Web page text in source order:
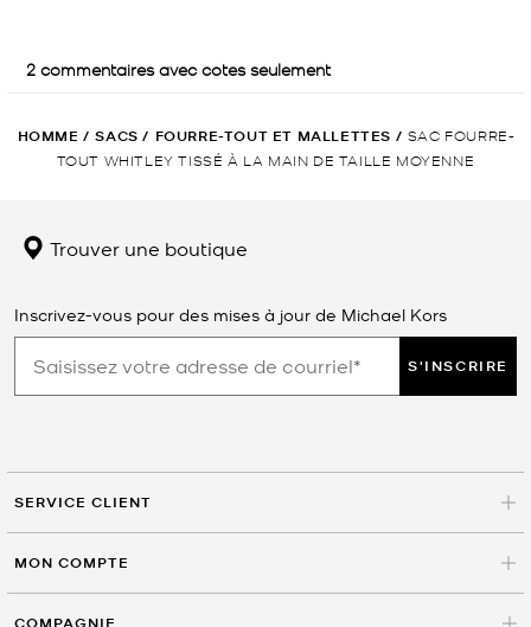
HOMME / SACS / FOURRE-TOUT ET MALLETTES / SAC FOURRE-
TOUT WHITLEY TISSÉ À LA MAIN DE TAILLE MOYENNE
Trouver une boutique
Inscrivez-vous pour des mises à jour de Michael Kors
S'INSCRIRE
SERVICE CLIENT
MON COMPTE
COMPAGNIE